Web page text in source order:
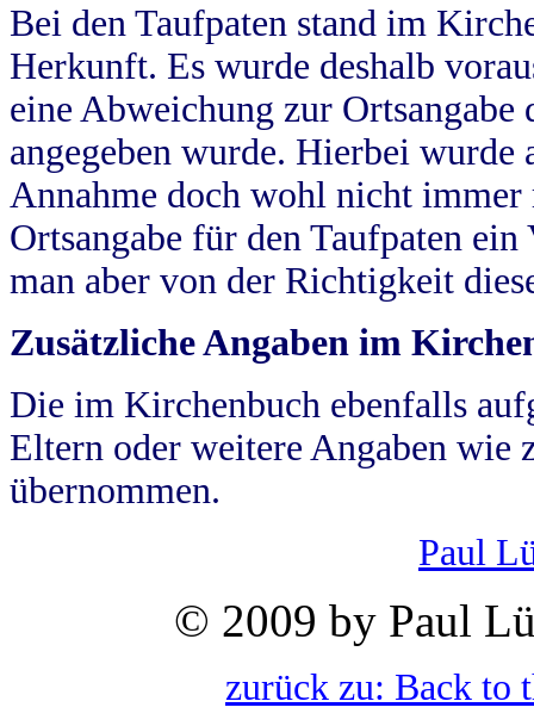
Bei den Taufpaten stand im
Herkunft. Es wurde deshalb
eine Abweichung zur
angegeben wurde. Hierbei wurde
Annahme doch wohl nicht
Ortsangabe für den Taufpaten
man aber von der Richtigkeit
Zusätzliche Angaben im
Die im Kirchenbuch ebenfalls
Eltern oder weitere Angaben wie
übernommen.
Paul
© 2009 by Paul
zurück zu: Back to